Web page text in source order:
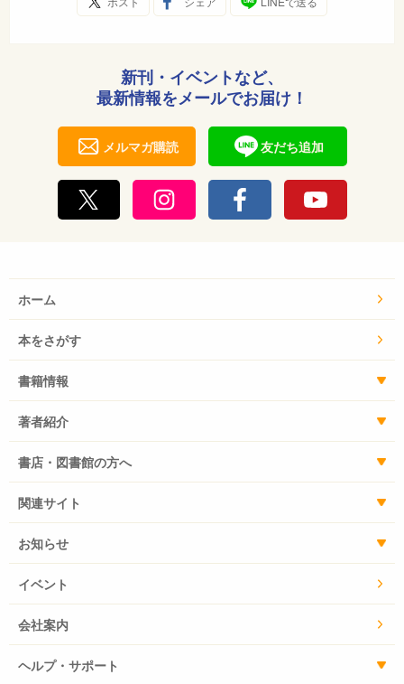
新刊・イベントなど、
最新情報をメールでお届け！
メルマガ購読 友だち追加
ホーム
本をさがす
書籍情報
著者紹介
書店・図書館の方へ
関連サイト
お知らせ
イベント
会社案内
ヘルプ・サポート